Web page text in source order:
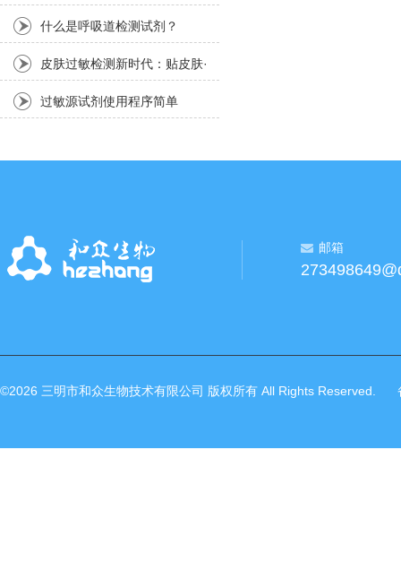
技助力家庭计划
什么是呼吸道检测试剂？
皮肤过敏检测新时代：贴皮肤·
查过敏——和众皮肤斑点试验
过敏源试剂使用程序简单
邮箱
©2026 三明市和众生物技术有限公司 版权所有 All Rights Reserved.